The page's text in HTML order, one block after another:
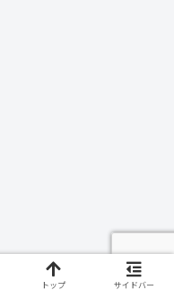
トップ サイドバー